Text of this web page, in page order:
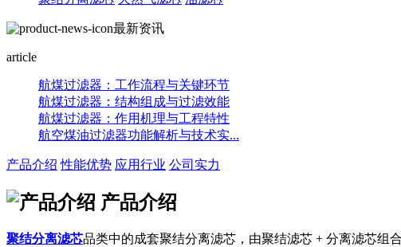
最新资讯
article
航煤过滤器：工作流程与关键环节
航煤过滤器：结构组成与过滤效能
航煤过滤器：作用机理与工程特性
航空煤油过滤器功能解析与技术实...
产品介绍 性能优势 应用行业 公司实力
产品介绍
聚结分离滤芯品类中的成套聚结分离滤芯，由聚结滤芯 + 分离滤芯组